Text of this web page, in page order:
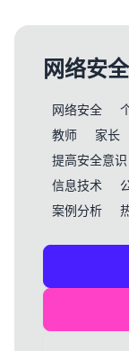
网络安
网络安全
教师
家长
提高安全意识
信息技术
案例分析